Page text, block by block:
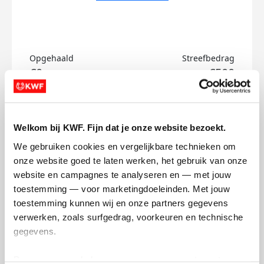
Welkom bij KWF. Fijn dat je onze website bezoekt.
We gebruiken cookies en vergelijkbare technieken om
onze website goed te laten werken, het gebruik van onze
website en campagnes te analyseren en — met jouw
toestemming — voor marketingdoeleinden. Met jouw
toestemming kunnen wij en onze partners gegevens
verwerken, zoals surfgedrag, voorkeuren en technische
gegevens.
Opgehaald
€0
Streefbedrag
€500
Doneer
Ilse's badges